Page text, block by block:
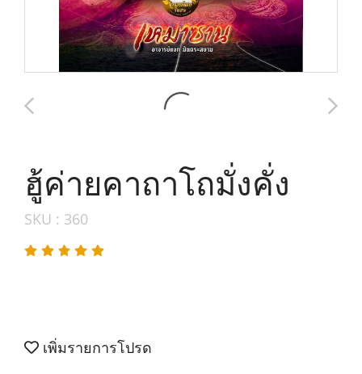
ฮู้ค่ายคาถาโถมั่งคั่ง
SKU : 360
เพิ่มรายการโปรด